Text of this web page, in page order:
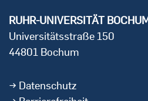
RUHR-UNIVERSITÄT
Universitätsstraße 150
44801 Bochum
Datenschutz